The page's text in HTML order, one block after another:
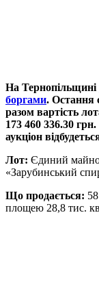
На Тернопільщині
боргами. Остання
разом вартість
173 460 336.30
аукціон
Лот: Єдиний
«Зарубинський
Що продається:
площею 28,8 тис.